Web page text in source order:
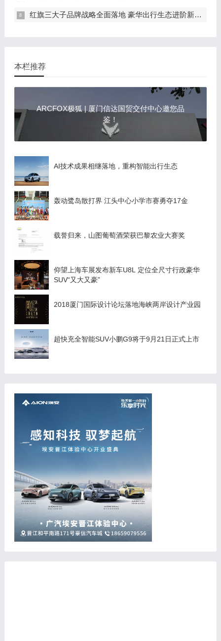
红旗三大子品牌战略全面落地 豪华出行生态进阶新篇章
本栏推荐
ARCFOX极狐 | 厦门信达国贸交付中心邀您品
鉴！
AI技术成果相继落地，重构智能出行生态
轰动鹭岛散打界 江头中心小学市赛勇夺17金
载誉归来，山图葡萄酒荣获巴黎农业大赛奖
仰望上海车展发布新车U8L 定位全尺寸行政豪华
SUV“又大又豪”
2018厦门国际设计论坛落地海峡两岸设计产业园
超快充全智能SUV小鹏G9将于9月21日正式上市